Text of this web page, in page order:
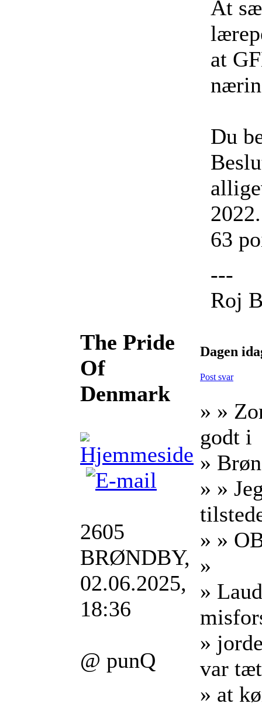
At
at
Du
63
---
Roj
The Pride
Of
Denmark
2605
BRØNDBY,
02.06.2025,
18:36
@ punQ
Dagen
Post svar
» »
godt i
»
» »
» »
»
»
»
var
» at